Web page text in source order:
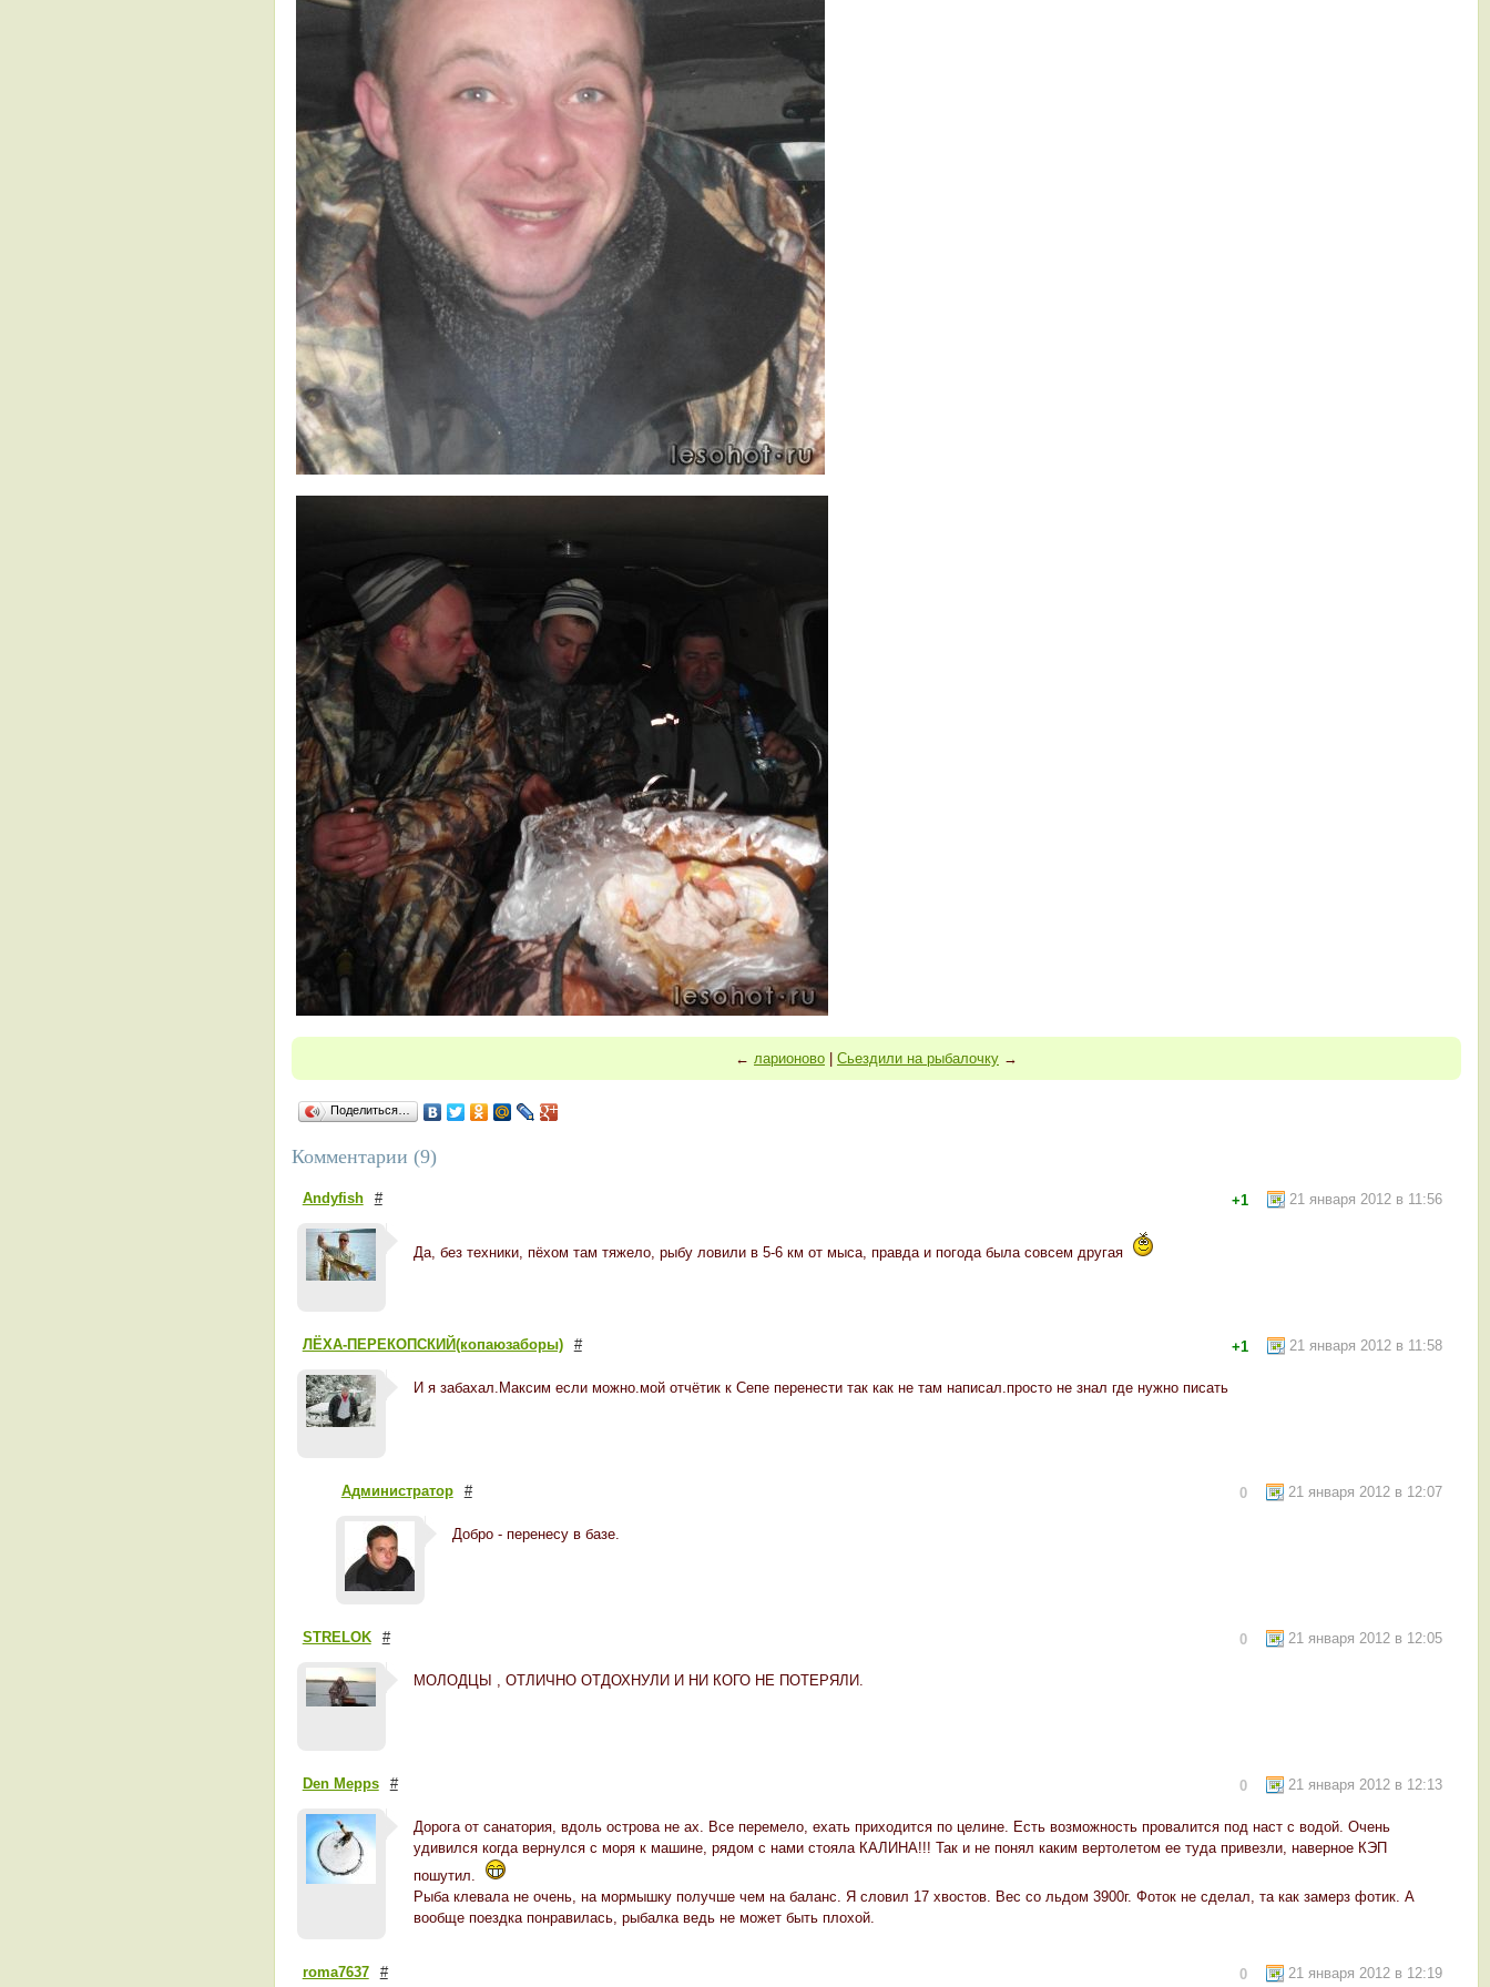
← ларионово| Сьездили на рыбалочку→
Поделиться…
Комментарии (9)
Andyfish # 21 января 2012 в 11:56
+1
Да, без техники, пёхом там тяжело, рыбу ловили в 5-6 км от мыса, правда и погода была совсем другая
ЛЁХА-ПЕРЕКОПСКИЙ(копаюзаборы) # 21 января 2012 в 11:58
+1
И я забахал.Максим если можно.мой отчётик к Сепе перенести так как не там написал.просто не знал где нужно писать
Администратор # 21 января 2012 в 12:07
0
Добро - перенесу в базе.
STRELOK # 21 января 2012 в 12:05
0
МОЛОДЦЫ , ОТЛИЧНО ОТДОХНУЛИ И НИ КОГО НЕ ПОТЕРЯЛИ.
Den Mepps # 21 января 2012 в 12:13
0
Дорога от санатория, вдоль острова не ах. Все перемело, ехать приходится по целине. Есть возможность провалится под наст с водой. Очень
удивился когда вернулся с моря к машине, рядом с нами стояла КАЛИНА!!! Так и не понял каким вертолетом ее туда привезли, наверное КЭП
пошутил.
Рыба клевала не очень, на мормышку получше чем на баланс. Я словил 17 хвостов. Вес со льдом 3900г. Фоток не сделал, та как замерз фотик. А
вообще поездка понравилась, рыбалка ведь не может быть плохой.
roma7637 # 21 января 2012 в 12:19
0